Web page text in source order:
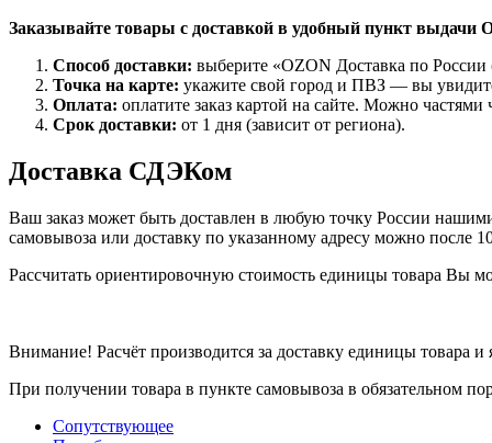
Заказывайте товары с доставкой в удобный пункт выдачи
Способ доставки: выберите «OZON Доставка по
Точка на карте: укажите свой город и ПВЗ — вы
Оплата: оплатите заказ картой на сайте. Можно
Срок доставки: от 1 дня (зависит от региона).
Доставка СДЭКом
Ваш заказ может быть доставлен в любую точку России
самовывоза или доставку по указанному адресу можно после
Рассчитать ориентировочную стоимость единицы товара
Внимание! Расчёт производится за доставку единицы товара
При получении товара в пункте самовывоза в обязательном
Сопутствующее